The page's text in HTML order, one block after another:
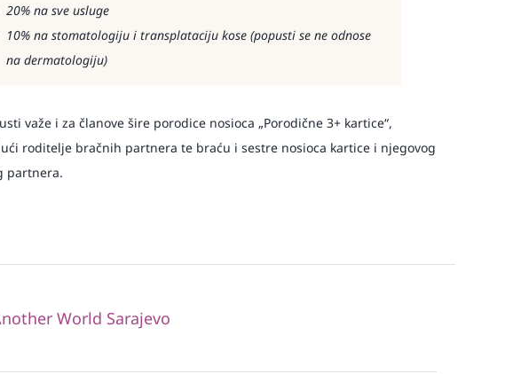
20% na sve usluge
10% na stomatologiju i transplataciju kose (popusti se ne odnose
na dermatologiju)
važe i za članove šire porodice nosioca „Porodične 3+ kartice“,
roditelje bračnih partnera te braću i sestre nosioca kartice i njegovog
partnera.
World Sarajevo